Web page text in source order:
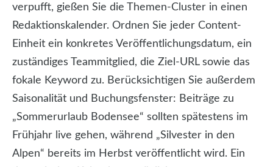
verpufft, gießen Sie die Themen-Cluster in einen
Redaktionskalender. Ordnen Sie jeder Content-
Einheit ein konkretes Veröffentlichungsdatum, ein
zuständiges Teammitglied, die Ziel-URL sowie das
fokale Keyword zu. Berücksichtigen Sie außerdem
Saisonalität und Buchungsfenster: Beiträge zu
„Sommerurlaub Bodensee“ sollten spätestens im
Frühjahr live gehen, während „Silvester in den
Alpen“ bereits im Herbst veröffentlicht wird. Ein